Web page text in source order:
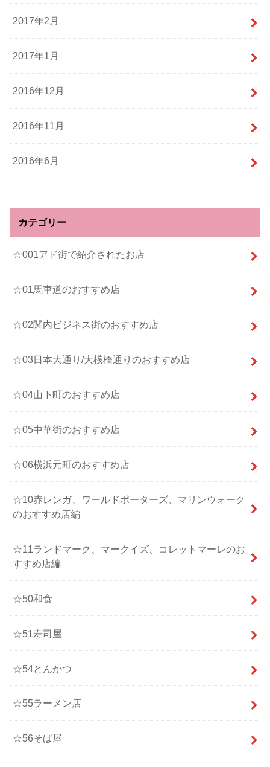
2017年2月
2017年1月
2016年12月
2016年11月
2016年6月
カテゴリー
☆001アド街で紹介されたお店
☆01馬車道のおすすめ店
☆02関内ビジネス街のおすすめ店
☆03日本大通り/大桟橋通りのおすすめ店
☆04山下町のおすすめ店
☆05中華街のおすすめ店
☆06横浜元町のおすすめ店
☆10赤レンガ、ワールドポーターズ、マリンウォーク
のおすすめ店編
☆11ランドマーク、マークイズ、コレットマーレのお
すすめ店編
☆50和食
☆51寿司屋
☆54とんかつ
☆55ラーメン店
☆56そば屋